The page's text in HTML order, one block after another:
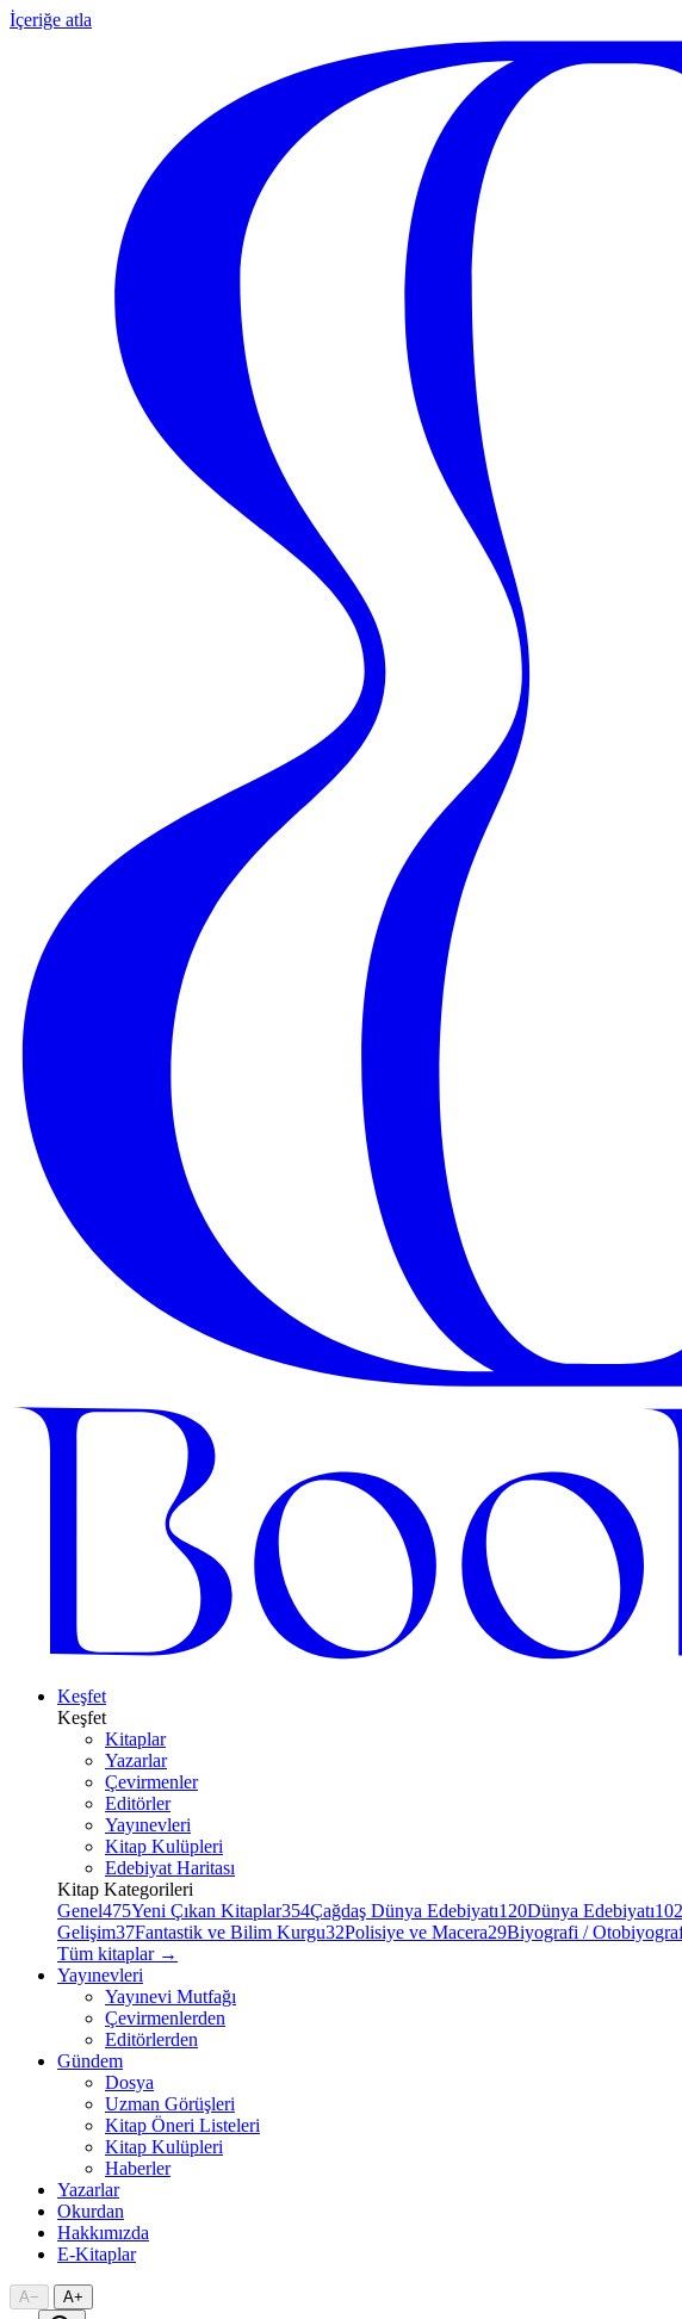
İçeriğe atla
Keşfet
Keşfet
Kitaplar
Yazarlar
Çevirmenler
Editörler
Yayınevleri
Kitap Kulüpleri
Edebiyat Haritası
Kitap Kategorileri
Genel475Yeni Çıkan Kitaplar354Çağdaş Dünya Edebiyatı120Dünya Edebiyatı102
Gelişim37Fantastik ve Bilim Kurgu32Polisiye ve Macera29Biyografi /
Tüm kitaplar →
Yayınevleri
Yayınevi Mutfağı
Çevirmenlerden
Editörlerden
Gündem
Dosya
Uzman Görüşleri
Kitap Öneri Listeleri
Kitap Kulüpleri
Haberler
Yazarlar
Okurdan
Hakkımızda
E-Kitaplar
A− A+